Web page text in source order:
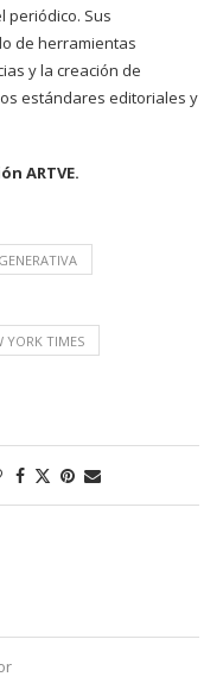
periódico. Sus
de herramientas
y la creación de
estándares editoriales y
ARTVE.
YORK TIMES